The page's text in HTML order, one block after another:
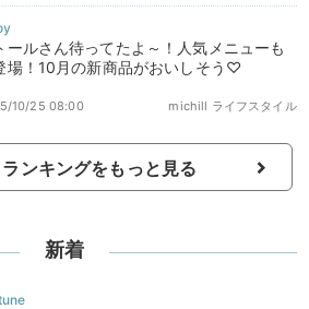
ールさん待ってたよ～！人気メニューも
場！10月の新商品がおいしそう♡
michill ライフスタイル
10/25 08:00
ンキングをもっと見る
新着